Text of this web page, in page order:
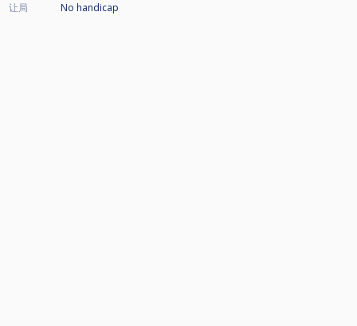
让局
No handicap